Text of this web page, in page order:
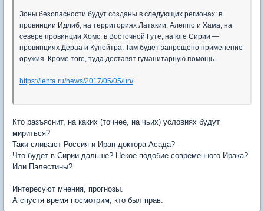
Зоны безопасности будут созданы в следующих регионах: в
провинции Идлиб, на территориях Латакии, Алеппо и Хама; на
севере провинции Хомс; в Восточной Гуте; на юге Сирии —
провинциях Дераа и Кунейтра. Там будет запрещено применение
оружия. Кроме того, туда доставят гуманитарную помощь.
https://lenta.ru/news/2017/05/05/un/
Кто разъяснит, на каких (точнее, на чьих) условиях будут
мириться?
Таки сливают Россия и Иран доктора Асада?
Что будет в Сирии дальше? Некое подобие современного Ирака?
Или Палестины?
Интересуют мнения, прогнозы.
А спустя время посмотрим, кто был прав.